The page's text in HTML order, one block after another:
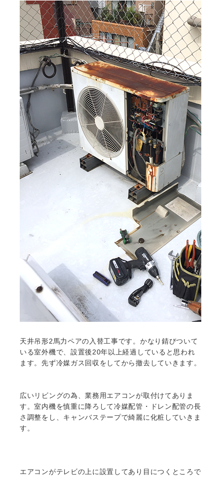
天井吊形2馬力ペアの入替工事です。かなり錆びついて
いる室外機で、設置後20年以上経過していると思われ
ます。先ず冷媒ガス回収をしてから撤去していきます。
広いリビングの為、業務用エアコンが取付けてありま
す。室内機を慎重に降ろして冷媒配管・ドレン配管の長
さ調整をし、キャンバステープで綺麗に化粧していきま
す。
エアコンがテレビの上に設置してあり目につくところで